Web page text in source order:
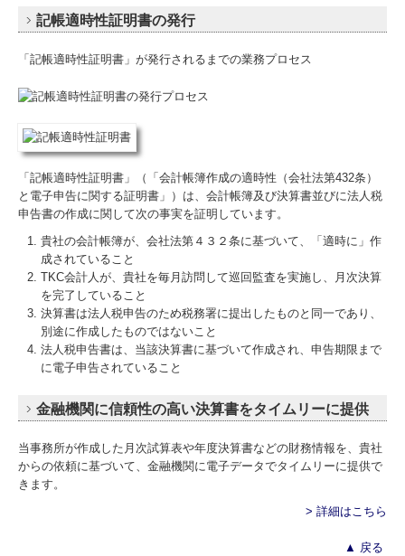
記帳適時性証明書の発行
「記帳適時性証明書」が発行されるまでの業務プロセス
「記帳適時性証明書」（「会計帳簿作成の適時性（会社法第432条）
と電子申告に関する証明書」）は、会計帳簿及び決算書並びに法人税
申告書の作成に関して次の事実を証明しています。
貴社の会計帳簿が、会社法第４３２条に基づいて、「適時に」作
成されていること
TKC会計人が、貴社を毎月訪問して巡回監査を実施し、月次決算
を完了していること
決算書は法人税申告のため税務署に提出したものと同一であり、
別途に作成したものではないこと
法人税申告書は、当該決算書に基づいて作成され、申告期限まで
に電子申告されていること
金融機関に信頼性の高い決算書をタイムリーに提供
当事務所が作成した月次試算表や年度決算書などの財務情報を、貴社
からの依頼に基づいて、金融機関に電子データでタイムリーに提供で
きます。
> 詳細はこちら
▲ 戻る